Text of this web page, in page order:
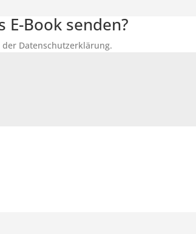
Book senden?
Datenschutzerklärung.